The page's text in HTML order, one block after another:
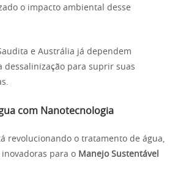
o impacto ambiental desse
e Austrália já dependem
dessalinização para suprir suas
com Nanotecnologia
revolucionando o tratamento de água,
para o Manejo Sustentável